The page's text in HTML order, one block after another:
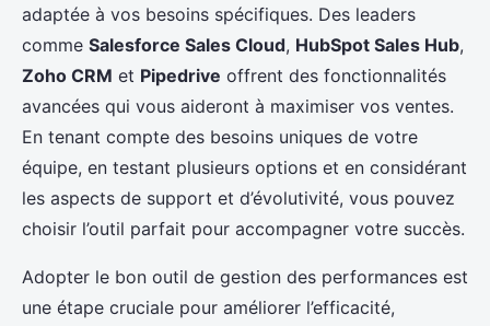
adaptée à vos besoins spécifiques. Des leaders
comme Salesforce Sales Cloud, HubSpot Sales Hub,
Zoho CRM et Pipedrive offrent des fonctionnalités
avancées qui vous aideront à maximiser vos ventes.
En tenant compte des besoins uniques de votre
équipe, en testant plusieurs options et en considérant
les aspects de support et d’évolutivité, vous pouvez
choisir l’outil parfait pour accompagner votre succès.
Adopter le bon outil de gestion des performances est
une étape cruciale pour améliorer l’efficacité,